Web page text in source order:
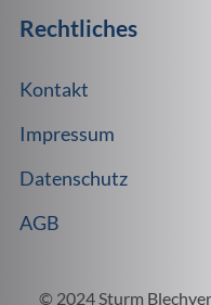
Rechtliches
Kontakt
Impressum
Datenschutz
AGB
© 2024 Sturm